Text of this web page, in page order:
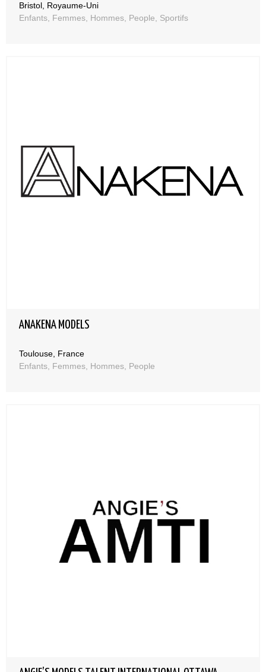
Bristol, Royaume-Uni
Enfants, Femmes, Hommes, People, Sportifs
ANAKENA MODELS
Toulouse, France
Enfants, Femmes, Hommes, People